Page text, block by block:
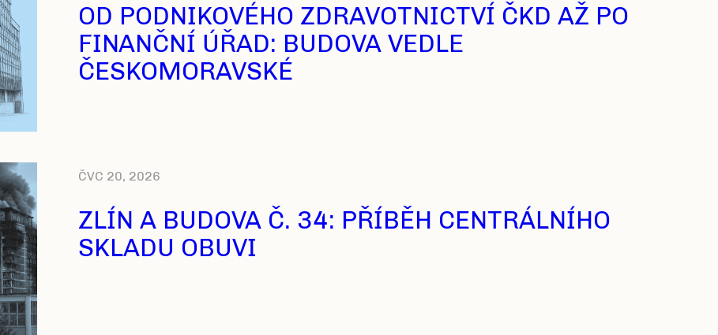
OD PODNIKOVÉHO ZDRAVOTNICTVÍ ČKD AŽ PO
FINANČNÍ ÚŘAD: BUDOVA VEDLE
ČESKOMORAVSKÉ
ČVC 20, 2026
ZLÍN A BUDOVA Č. 34: PŘÍBĚH CENTRÁLNÍHO
SKLADU OBUVI